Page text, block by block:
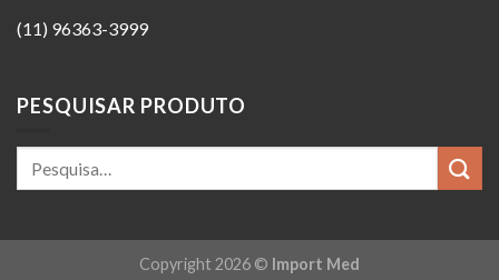
(11) 96363-3999
PESQUISAR PRODUTO
Copyright 2026 © Import Med